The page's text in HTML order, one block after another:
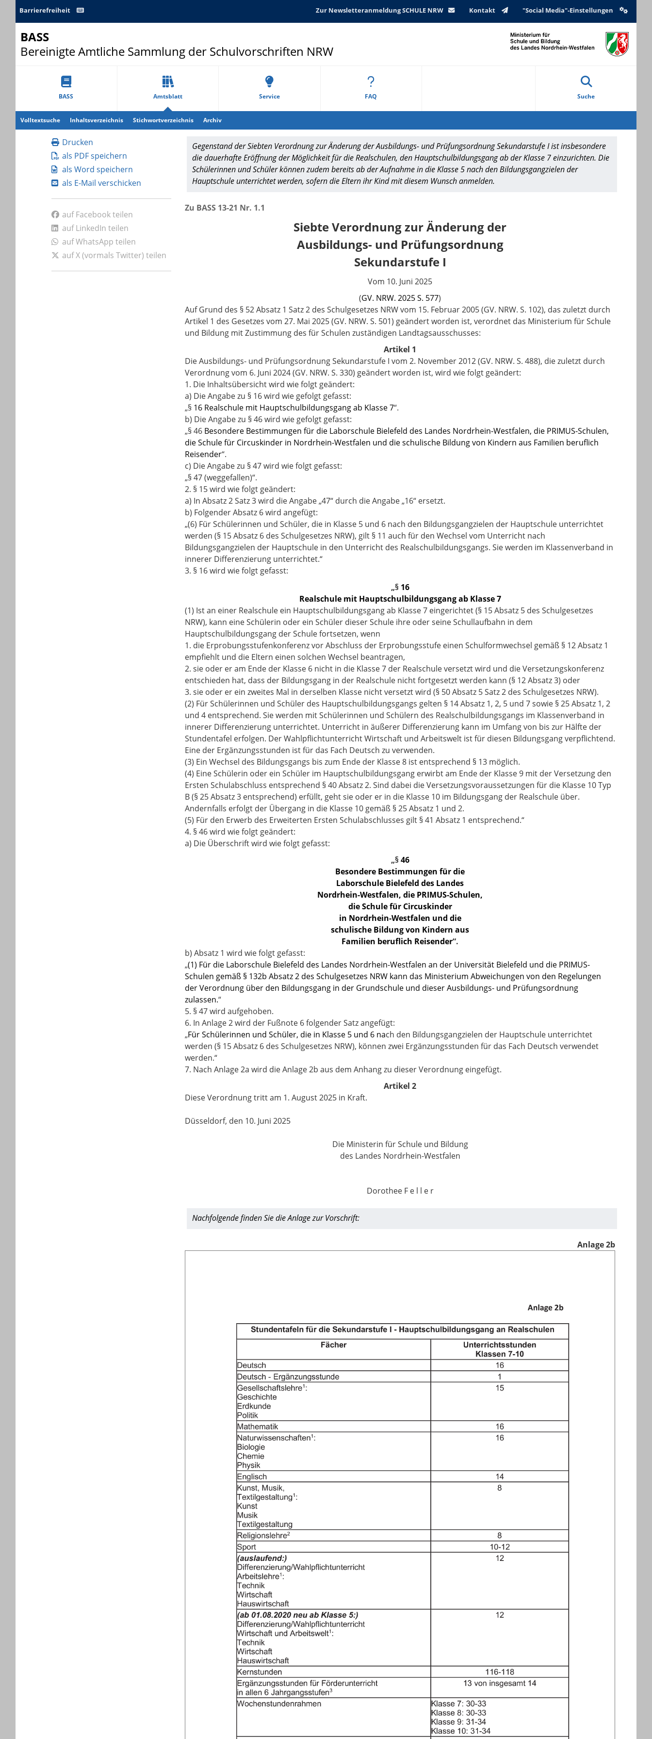
Barrierefreiheit Zur Newsletteranmeldung SCHULE NRW Kontakt "Social Media"-Einstellungen
BASS
Bereinigte Amtliche Sammlung der Schulvorschriften NRW
BASS Amtsblatt Service FAQ Suche
Volltextsuche Inhaltsverzeichnis Stichwortverzeichnis Archiv
Drucken
als PDF speichern
als Word speichern
als E-Mail verschicken
auf Facebook teilen
auf LinkedIn teilen
auf WhatsApp teilen
auf X (vormals Twitter) teilen
Gegenstand der Siebten Verordnung zur Änderung der Ausbildungs- und Prüfungsordnung Sekundarstufe I ist insbesondere
die dauerhafte Eröffnung der Möglichkeit für die Realschulen, den Hauptschulbildungsgang ab der Klasse 7 einzurichten. Die
Schülerinnen und Schüler können zudem bereits ab der Aufnahme in die Klasse 5 nach den Bildungsgangzielen der
Hauptschule unterrichtet werden, sofern die Eltern ihr Kind mit diesem Wunsch anmelden.
Zu BASS 13-21 Nr. 1.1
Siebte Verordnung zur Änderung der
Ausbildungs- und Prüfungsordnung
Sekundarstufe I
Vom 10. Juni 2025
(GV. NRW. 2025 S. 577)
Auf Grund des § 52 Absatz 1 Satz 2 des Schulgesetzes NRW vom 15. Februar 2005 (GV. NRW. S. 102), das zuletzt durch
Artikel 1 des Gesetzes vom 27. Mai 2025 (GV. NRW. S. 501) geändert worden ist, verordnet das Ministerium für Schule
und Bildung mit Zustimmung des für Schulen zuständigen Landtagsausschusses:
Artikel 1
Die Ausbildungs- und Prüfungsordnung Sekundarstufe I vom 2. November 2012 (GV. NRW. S. 488), die zuletzt durch
Verordnung vom 6. Juni 2024 (GV. NRW. S. 330) geändert worden ist, wird wie folgt geändert:
1. Die Inhaltsübersicht wird wie folgt geändert:
a) Die Angabe zu § 16 wird wie gefolgt gefasst:
„§ 16 Realschule mit Hauptschulbildungsgang ab Klasse 7“.
b) Die Angabe zu § 46 wird wie gefolgt gefasst:
„§ 46 Besondere Bestimmungen für die Laborschule Bielefeld des Landes Nordrhein-Westfalen, die PRIMUS-Schulen,
die Schule für Circuskinder in Nordrhein-Westfalen und die schulische Bildung von Kindern aus Familien beruflich
Reisender“.
c) Die Angabe zu § 47 wird wie folgt gefasst:
„§ 47 (weggefallen)“.
2. § 15 wird wie folgt geändert:
a) In Absatz 2 Satz 3 wird die Angabe „47“ durch die Angabe „16“ ersetzt.
b) Folgender Absatz 6 wird angefügt:
„(6) Für Schülerinnen und Schüler, die in Klasse 5 und 6 nach den Bildungsgangzielen der Hauptschule unterrichtet
werden (§ 15 Absatz 6 des Schulgesetzes NRW), gilt § 11 auch für den Wechsel vom Unterricht nach
Bildungsgangzielen der Hauptschule in den Unterricht des Realschulbildungsgangs. Sie werden im Klassenverband in
innerer Differenzierung unterrichtet.“
3. § 16 wird wie folgt gefasst:
„§ 16
Realschule mit Hauptschulbildungsgang ab Klasse 7
(1) Ist an einer Realschule ein Hauptschulbildungsgang ab Klasse 7 eingerichtet (§ 15 Absatz 5 des Schulgesetzes
NRW), kann eine Schülerin oder ein Schüler dieser Schule ihre oder seine Schullaufbahn in dem
Hauptschulbildungsgang der Schule fortsetzen, wenn
1. die Erprobungsstufenkonferenz vor Abschluss der Erprobungsstufe einen Schulformwechsel gemäß § 12 Absatz 1
empfiehlt und die Eltern einen solchen Wechsel beantragen,
2. sie oder er am Ende der Klasse 6 nicht in die Klasse 7 der Realschule versetzt wird und die Versetzungskonferenz
entschieden hat, dass der Bildungsgang in der Realschule nicht fortgesetzt werden kann (§ 12 Absatz 3) oder
3. sie oder er ein zweites Mal in derselben Klasse nicht versetzt wird (§ 50 Absatz 5 Satz 2 des Schulgesetzes NRW).
(2) Für Schülerinnen und Schüler des Hauptschulbildungsgangs gelten § 14 Absatz 1, 2, 5 und 7 sowie § 25 Absatz 1, 2
und 4 entsprechend. Sie werden mit Schülerinnen und Schülern des Realschulbildungsgangs im Klassenverband in
innerer Differenzierung unterrichtet. Unterricht in äußerer Differenzierung kann im Umfang von bis zur Hälfte der
Stundentafel erfolgen. Der Wahlpflichtunterricht Wirtschaft und Arbeitswelt ist für diesen Bildungsgang verpflichtend.
Eine der Ergänzungsstunden ist für das Fach Deutsch zu verwenden.
(3) Ein Wechsel des Bildungsgangs bis zum Ende der Klasse 8 ist entsprechend § 13 möglich.
(4) Eine Schülerin oder ein Schüler im Hauptschulbildungsgang erwirbt am Ende der Klasse 9 mit der Versetzung den
Ersten Schulabschluss entsprechend § 40 Absatz 2. Sind dabei die Versetzungsvoraussetzungen für die Klasse 10 Typ
B (§ 25 Absatz 3 entsprechend) erfüllt, geht sie oder er in die Klasse 10 im Bildungsgang der Realschule über.
Andernfalls erfolgt der Übergang in die Klasse 10 gemäß § 25 Absatz 1 und 2.
(5) Für den Erwerb des Erweiterten Ersten Schulabschlusses gilt § 41 Absatz 1 entsprechend.“
4. § 46 wird wie folgt geändert:
a) Die Überschrift wird wie folgt gefasst:
„§ 46
Besondere Bestimmungen für die
Laborschule Bielefeld des Landes
Nordrhein-Westfalen, die PRIMUS-Schulen,
die Schule für Circuskinder
in Nordrhein-Westfalen und die
schulische Bildung von Kindern aus
Familien beruflich Reisender“.
b) Absatz 1 wird wie folgt gefasst:
„(1) Für die Laborschule Bielefeld des Landes Nordrhein-Westfalen an der Universität Bielefeld und die PRIMUS-
Schulen gemäß § 132b Absatz 2 des Schulgesetzes NRW kann das Ministerium Abweichungen von den Regelungen
der Verordnung über den Bildungsgang in der Grundschule und dieser Ausbildungs- und Prüfungsordnung
zulassen.“
5. § 47 wird aufgehoben.
6. In Anlage 2 wird der Fußnote 6 folgender Satz angefügt:
„Für Schülerinnen und Schüler, die in Klasse 5 und 6 nach den Bildungsgangzielen der Hauptschule unterrichtet
werden (§ 15 Absatz 6 des Schulgesetzes NRW), können zwei Ergänzungsstunden für das Fach Deutsch verwendet
werden.“
7. Nach Anlage 2a wird die Anlage 2b aus dem Anhang zu dieser Verordnung eingefügt.
Artikel 2
Diese Verordnung tritt am 1. August 2025 in Kraft.
Düsseldorf, den 10. Juni 2025
Die Ministerin für Schule und Bildung
des Landes Nordrhein-Westfalen
Dorothee F e l l e r
Nachfolgende finden Sie die Anlage zur Vorschrift:
Anlage 2b